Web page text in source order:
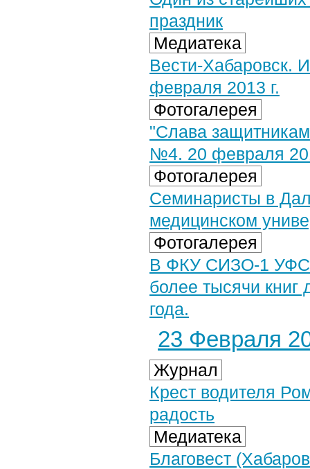
праздник
Медиатека
Вести-Хабаровск.
февраля 2013 г.
Фотогалерея
"Слава
№4. 20 февраля
Фотогалерея
Семинаристы в
медицинском
Фотогалерея
В ФКУ СИЗО-1
более тысячи
года.
23 Февраля
Журнал
Крест водителя
радость
Медиатека
Благовест